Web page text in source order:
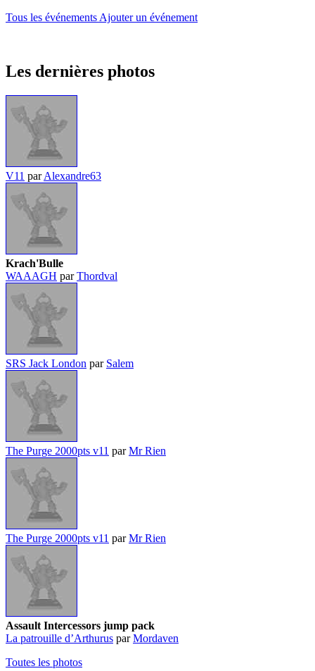
Tous les événements Ajouter un événement
Les dernières photos
V11 parAlexandre63
Krach'Bulle
WAAAGH parThordval
SRS Jack London par Salem
The Purge 2000pts v11 parMr Rien
The Purge 2000pts v11 parMr Rien
Assault Intercessors jump pack
La patrouille d’Arthurus parMordaven
Toutes les photos